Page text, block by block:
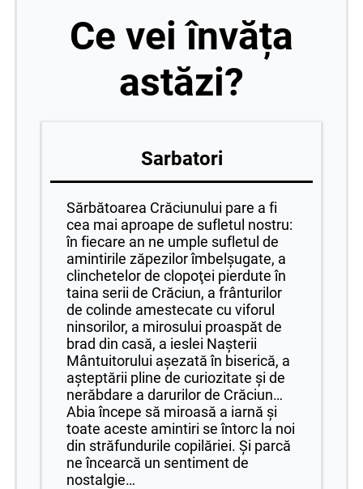
Ce vei învăța
astăzi?
Sarbatori
Sărbătoarea Crăciunului pare a fi
cea mai aproape de sufletul nostru:
în fiecare an ne umple sufletul de
amintirile zăpezilor îmbelşugate, a
clinchetelor de clopoţei pierdute în
taina serii de Crăciun, a frânturilor
de colinde amestecate cu viforul
ninsorilor, a mirosului proaspăt de
brad din casă, a ieslei Naşterii
Mântuitorului aşezată în biserică, a
aşteptării pline de curiozitate şi de
nerăbdare a darurilor de Crăciun…
Abia începe să miroasă a iarnă şi
toate aceste amintiri se întorc la noi
din străfundurile copilăriei. Şi parcă
ne încearcă un sentiment de
nostalgie…